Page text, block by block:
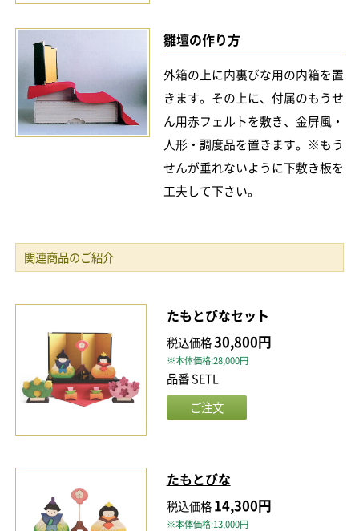
雛壇の作り方
外箱の上に内裏びな用の内箱を置
きます。その上に、付属のもうせ
ん用赤フェルトを敷き、金屏風・
人形・調度品を置きます。※もう
せんが垂れないように下敷き板を
工夫して下さい。
関連商品のご紹介
たもとびなセット
税込価格30,800円
※本体価格:28,000円
品番 SETL
たもとびな
税込価格14,300円
※本体価格:13,000円